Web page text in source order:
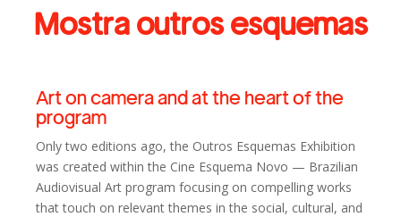
Mostra outros esquemas
Art on camera and at the heart of the
program
Only two editions ago, the Outros Esquemas Exhibition
was created within the Cine Esquema Novo — Brazilian
Audiovisual Art program focusing on compelling works
that touch on relevant themes in the social, cultural, and